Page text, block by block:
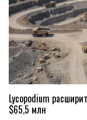
Lycopodium
$65,5 млн